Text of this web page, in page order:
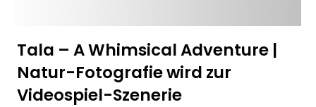
Tala – A Whimsical Adventure |
Natur-Fotografie wird zur
Videospiel-Szenerie